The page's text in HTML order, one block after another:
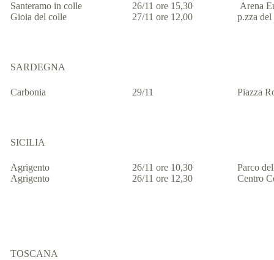
Santeramo in colle
Gioia del colle
26/11 ore 15,30
27/11 ore 12,00
Arena
p.zza
SARDEGNA
Carbonia 29/11 Piazza
SICILIA
Agrigento
Agrigento
26/11 ore 10,30
26/11 ore 12,30
Parco
Centro
TOSCANA